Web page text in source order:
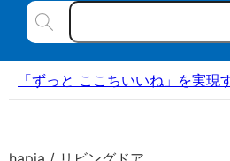
「ずっと ここちいいね」を実